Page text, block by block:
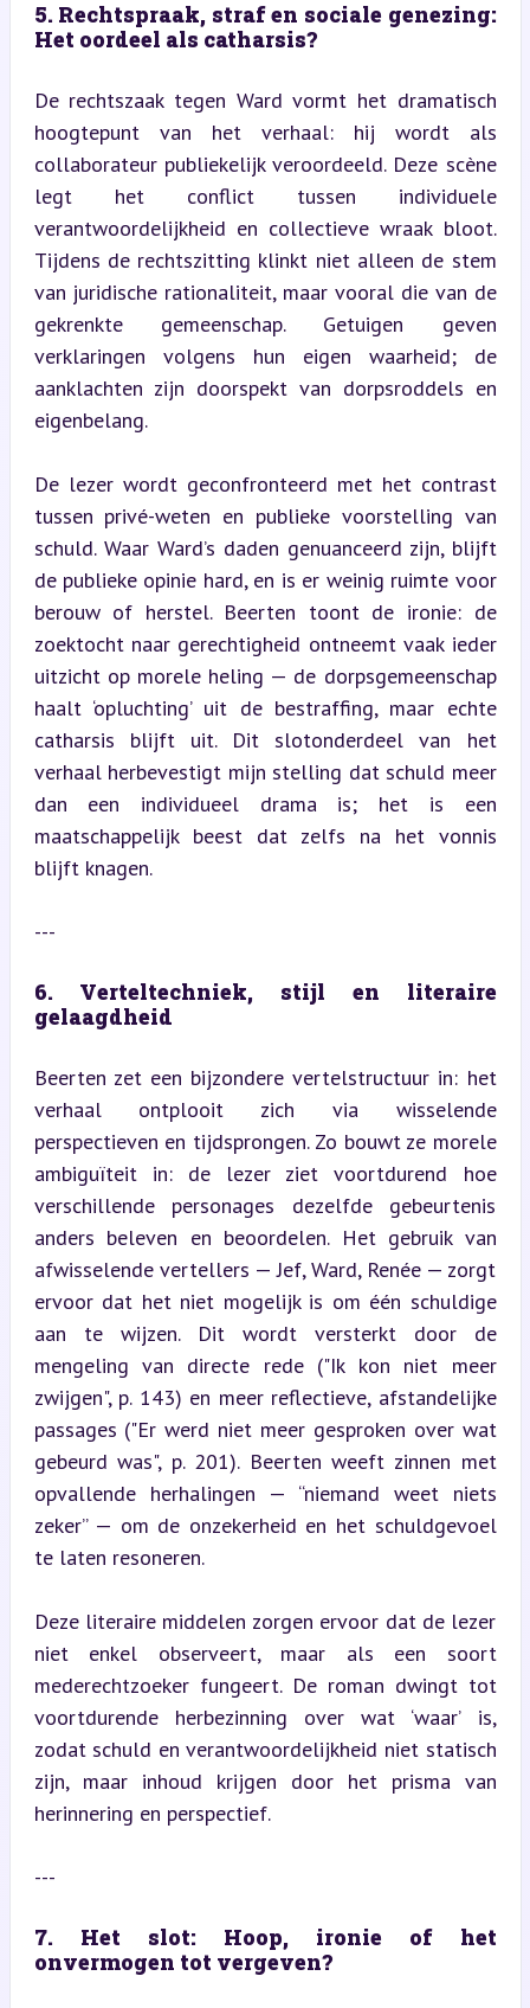
5. Rechtspraak, straf en sociale genezing:
Het oordeel als catharsis?
De rechtszaak tegen Ward vormt het dramatisch
hoogtepunt van het verhaal: hij wordt als
collaborateur publiekelijk veroordeeld. Deze scène
legt het conflict tussen individuele
verantwoordelijkheid en collectieve wraak bloot.
Tijdens de rechtszitting klinkt niet alleen de stem
van juridische rationaliteit, maar vooral die van de
gekrenkte gemeenschap. Getuigen geven
verklaringen volgens hun eigen waarheid; de
aanklachten zijn doorspekt van dorpsroddels en
eigenbelang.
De lezer wordt geconfronteerd met het contrast
tussen privé-weten en publieke voorstelling van
schuld. Waar Ward’s daden genuanceerd zijn, blijft
de publieke opinie hard, en is er weinig ruimte voor
berouw of herstel. Beerten toont de ironie: de
zoektocht naar gerechtigheid ontneemt vaak ieder
uitzicht op morele heling — de dorpsgemeenschap
haalt ‘opluchting’ uit de bestraffing, maar echte
catharsis blijft uit. Dit slotonderdeel van het
verhaal herbevestigt mijn stelling dat schuld meer
dan een individueel drama is; het is een
maatschappelijk beest dat zelfs na het vonnis
blijft knagen.
---
6. Verteltechniek, stijl en literaire
gelaagdheid
Beerten zet een bijzondere vertelstructuur in: het
verhaal ontplooit zich via wisselende
perspectieven en tijdsprongen. Zo bouwt ze morele
ambiguïteit in: de lezer ziet voortdurend hoe
verschillende personages dezelfde gebeurtenis
anders beleven en beoordelen. Het gebruik van
afwisselende vertellers — Jef, Ward, Renée — zorgt
ervoor dat het niet mogelijk is om één schuldige
aan te wijzen. Dit wordt versterkt door de
mengeling van directe rede ("Ik kon niet meer
zwijgen", p. 143) en meer reflectieve, afstandelijke
passages ("Er werd niet meer gesproken over wat
gebeurd was", p. 201). Beerten weeft zinnen met
opvallende herhalingen — “niemand weet niets
zeker” — om de onzekerheid en het schuldgevoel
te laten resoneren.
Deze literaire middelen zorgen ervoor dat de lezer
niet enkel observeert, maar als een soort
mederechtzoeker fungeert. De roman dwingt tot
voortdurende herbezinning over wat ‘waar’ is,
zodat schuld en verantwoordelijkheid niet statisch
zijn, maar inhoud krijgen door het prisma van
herinnering en perspectief.
---
7. Het slot: Hoop, ironie of het
onvermogen tot vergeven?